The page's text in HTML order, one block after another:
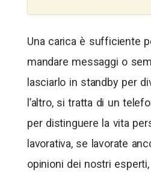
Una carica è sufficiente
mandare messaggi o
lasciarlo in standby per
l’altro, si tratta di un
per distinguere la vita
lavorativa, se lavorate
opinioni dei nostri